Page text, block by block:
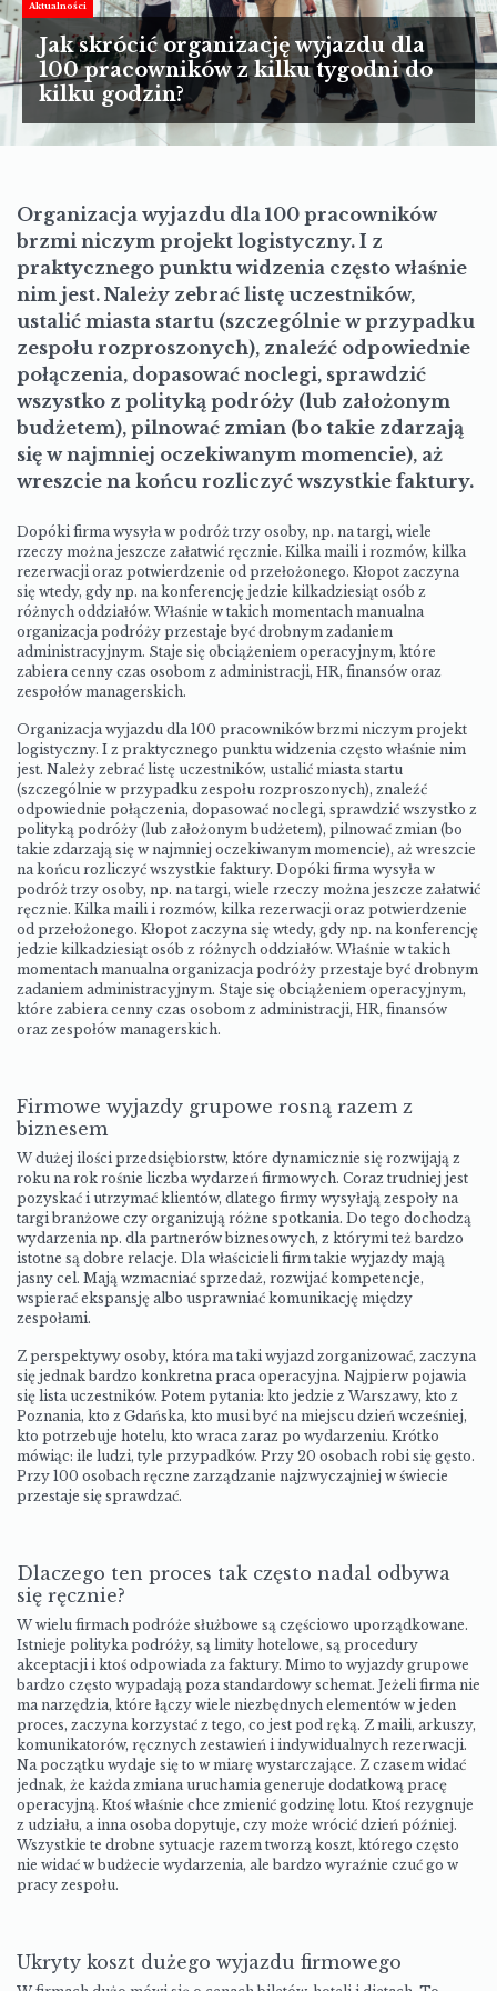
MOTORYZACJA
LIFESTYLE
Aktualności
Jak skrócić organizację wyjazdu dla
100 pracowników z kilku tygodni do
kilku godzin?
Organizacja wyjazdu dla 100 pracowników
brzmi niczym projekt logistyczny. I z
praktycznego punktu widzenia często właśnie
nim jest. Należy zebrać listę uczestników,
ustalić miasta startu (szczególnie w przypadku
zespołu rozproszonych), znaleźć odpowiednie
połączenia, dopasować noclegi, sprawdzić
wszystko z polityką podróży (lub założonym
budżetem), pilnować zmian (bo takie zdarzają
się w najmniej oczekiwanym momencie), aż
wreszcie na końcu rozliczyć wszystkie faktury.
Dopóki firma wysyła w podróż trzy osoby, np. na targi, wiele
rzeczy można jeszcze załatwić ręcznie. Kilka maili i rozmów, kilka
rezerwacji oraz potwierdzenie od przełożonego. Kłopot zaczyna
się wtedy, gdy np. na konferencję jedzie kilkadziesiąt osób z
różnych oddziałów. Właśnie w takich momentach manualna
organizacja podróży przestaje być drobnym zadaniem
administracyjnym. Staje się obciążeniem operacyjnym, które
zabiera cenny czas osobom z administracji, HR, finansów oraz
zespołów managerskich.
Organizacja wyjazdu dla 100 pracowników brzmi niczym projekt
logistyczny. I z praktycznego punktu widzenia często właśnie nim
jest. Należy zebrać listę uczestników, ustalić miasta startu
(szczególnie w przypadku zespołu rozproszonych), znaleźć
odpowiednie połączenia, dopasować noclegi, sprawdzić wszystko z
polityką podróży (lub założonym budżetem), pilnować zmian (bo
takie zdarzają się w najmniej oczekiwanym momencie), aż wreszcie
na końcu rozliczyć wszystkie faktury. Dopóki firma wysyła w
podróż trzy osoby, np. na targi, wiele rzeczy można jeszcze załatwić
ręcznie. Kilka maili i rozmów, kilka rezerwacji oraz potwierdzenie
od przełożonego. Kłopot zaczyna się wtedy, gdy np. na konferencję
jedzie kilkadziesiąt osób z różnych oddziałów. Właśnie w takich
momentach manualna organizacja podróży przestaje być drobnym
zadaniem administracyjnym. Staje się obciążeniem operacyjnym,
które zabiera cenny czas osobom z administracji, HR, finansów
oraz zespołów managerskich.
Firmowe wyjazdy grupowe rosną razem z
biznesem
W dużej ilości przedsiębiorstw, które dynamicznie się rozwijają z
roku na rok rośnie liczba wydarzeń firmowych. Coraz trudniej jest
pozyskać i utrzymać klientów, dlatego firmy wysyłają zespoły na
targi branżowe czy organizują różne spotkania. Do tego dochodzą
wydarzenia np. dla partnerów biznesowych, z którymi też bardzo
istotne są dobre relacje. Dla właścicieli firm takie wyjazdy mają
jasny cel. Mają wzmacniać sprzedaż, rozwijać kompetencje,
wspierać ekspansję albo usprawniać komunikację między
zespołami.
Z perspektywy osoby, która ma taki wyjazd zorganizować, zaczyna
się jednak bardzo konkretna praca operacyjna. Najpierw pojawia
się lista uczestników. Potem pytania: kto jedzie z Warszawy, kto z
Poznania, kto z Gdańska, kto musi być na miejscu dzień wcześniej,
kto potrzebuje hotelu, kto wraca zaraz po wydarzeniu. Krótko
mówiąc: ile ludzi, tyle przypadków. Przy 20 osobach robi się gęsto.
Przy 100 osobach ręczne zarządzanie najzwyczajniej w świecie
przestaje się sprawdzać.
Dlaczego ten proces tak często nadal odbywa
się ręcznie?
W wielu firmach podróże służbowe są częściowo uporządkowane.
Istnieje polityka podróży, są limity hotelowe, są procedury
akceptacji i ktoś odpowiada za faktury. Mimo to wyjazdy grupowe
bardzo często wypadają poza standardowy schemat. Jeżeli firma nie
ma narzędzia, które łączy wiele niezbędnych elementów w jeden
proces, zaczyna korzystać z tego, co jest pod ręką. Z maili, arkuszy,
komunikatorów, ręcznych zestawień i indywidualnych rezerwacji.
Na początku wydaje się to w miarę wystarczające. Z czasem widać
jednak, że każda zmiana uruchamia generuje dodatkową pracę
operacyjną. Ktoś właśnie chce zmienić godzinę lotu. Ktoś rezygnuje
z udziału, a inna osoba dopytuje, czy może wrócić dzień później.
Wszystkie te drobne sytuacje razem tworzą koszt, którego często
nie widać w budżecie wydarzenia, ale bardzo wyraźnie czuć go w
pracy zespołu.
Ukryty koszt dużego wyjazdu firmowego